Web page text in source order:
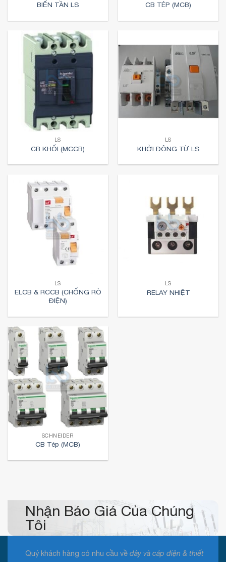
BIẾN TẦN LS CB TÉP (MCB)
LS
CB KHỐI (MCCB)
LS
KHỞI ĐỘNG TỪ LS
LS
ELCB & RCCB (CHỐNG RÒ
ĐIỆN)
LS
RELAY NHIỆT
SCHNEIDER
CB Tép (MCB)
Nhận Báo Giá Của Chúng
Tôi
Quý khách hàng có nhu cầu về dây và cáp điện & thiết